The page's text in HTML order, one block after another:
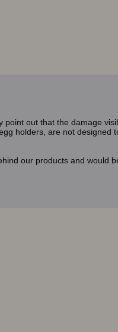
out that the damage
holders, are not designed
our products and would